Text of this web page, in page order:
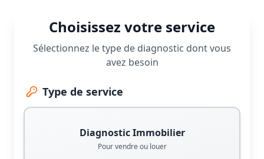
Choisissez votre service
Sélectionnez le type de diagnostic dont vous
avez besoin
Type de service
Diagnostic Immobilier
Pour vendre ou louer